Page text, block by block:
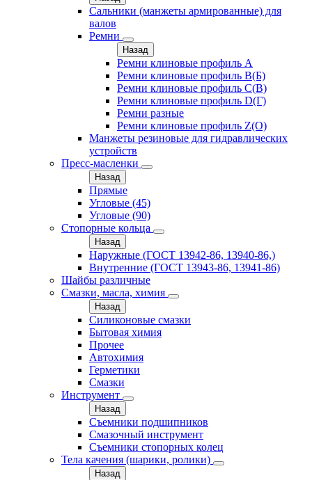
Сальники (манжеты армированные) для
валов
Ремни
Назад
Ремни клиновые профиль A
Ремни клиновые профиль B(Б)
Ремни клиновые профиль C(В)
Ремни клиновые профиль D(Г)
Ремни разные
Ремни клиновые профиль Z(О)
Манжеты резиновые для гидравлических
устройств
Пресс-масленки
Назад
Прямые
Угловые (45)
Угловые (90)
Стопорные кольца
Назад
Наружные (ГОСТ 13942-86, 13940-86,)
Внутренние (ГОСТ 13943-86, 13941-86)
Шайбы различные
Смазки, масла, химия
Назад
Силиконовые смазки
Бытовая химия
Прочее
Автохимия
Герметики
Смазки
Инструмент
Назад
Съемники подшипников
Смазочный инструмент
Съемники стопорных колец
Тела качения (шарики, ролики)
Назад